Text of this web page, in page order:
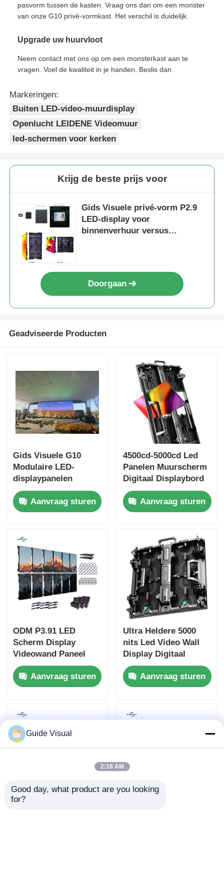
pasvorm tussen de kasten. Vraag ons dan om een ​​monster
van onze G10 privé-vormkast. Het verschil is duidelijk.
Upgrade uw huurvloot
Neem contact met ons op om een ​​monsterkast aan te
vragen. Voel de kwaliteit in je handen. Beslis dan.
Markeringen:
Buiten LED-video-muurdisplay
Openlucht LEIDENE Videomuur
led-schermen voor kerken
Krijg de beste prijs voor
Gids Visuele privé-vorm P2.9
LED-display voor
binnenverhuur versus
Doorgaan
Geadviseerde Producten
Gids Visuele G10
Modulaire LED-
displaypanelen
Custom LED-scherm
voor binnen- en
buitengebruik
Aanvraag sturen
4500cd-5000cd Led
Panelen Muurscherm
Digitaal Displaybord
Voor Buitenreclame
Aanvraag sturen
ODM P3.91 LED
Scherm Display
Videowand Paneel
Voor Kerken
Achtergrond 800W
Aanvraag sturen
Ultra Heldere 5000
nits Led Video Wall
Display Digitaal
Scherm P2.9 P3.9
Voor Winkelcentrum
Aanvraag sturen
Guide Visual
2:18 AM
Good day, what product are you looking
for?